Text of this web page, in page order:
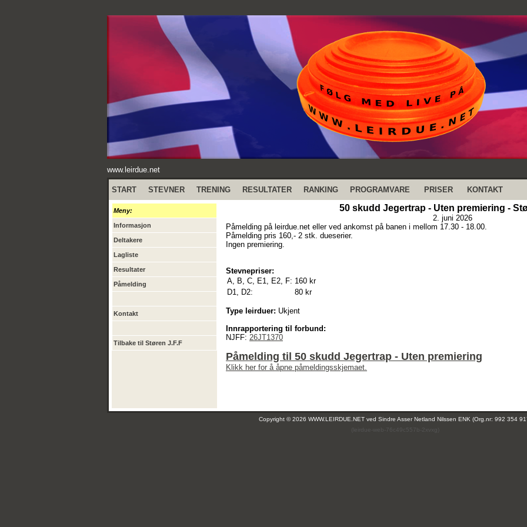
www.leirdue.net
START STEVNER TRENING RESULTATER RANKING PROGRAMVARE PRISER KONTAKT
Meny:
Informasjon
Deltakere
Lagliste
Resultater
Påmelding
Kontakt
Tilbake til Støren J.F.F
50 skudd Jegertrap - Uten premiering -
2. juni 2026
Påmelding på leirdue.net eller ved ankomst på banen i mellom 17.30 - 18.00.
Påmelding pris 160,- 2 stk. dueserier.
Ingen premiering.
Stevnepriser:
A, B, C, E1, E2, F: 160 kr
D1, D2:
80 kr
Type leirduer: Ukjent
Innrapportering til forbund:
NJFF: 26JT1370
Påmelding til 50 skudd Jegertrap - Uten premiering
Klikk her for å åpne påmeldingsskjemaet.
Copyright © 2026 WWW.LEIRDUE.NET ved Sindre Asser Netland Nilssen ENK (Org.nr: 992 354
(leirdue-web-76c49c557b-2xvxg)